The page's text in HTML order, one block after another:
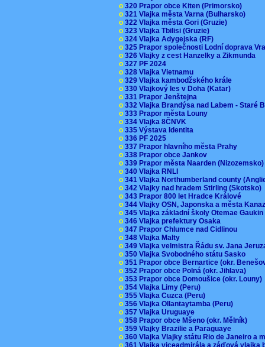
o 320 Prapor obce Kiten (Primorsko)
o 321 Vlajka města Varna (Bulharsko)
o 322 Vlajka města Gori (Gruzie)
o 323 Vlajka Tbilisi (Gruzie)
o 324 Vlajka Adygejska (RF)
o 325 Prapor společnosti Lodní doprava
o 326 Vlajky z cest Hanzelky a Zikmunda
o 327 PF 2024
o 328 Vlajka Vietnamu
o 329 Vlajka kambodžského krále
o 330 Vlajkový les v Doha (Katar)
o 331 Prapor Jenštejna
o 332 Vlajka Brandýsa nad Labem - Staré
o 333 Prapor města Louny
o 334 Vlajka 8ČNVK
o 335 Výstava Identita
o 336 PF 2025
o 337 Prapor hlavního města Prahy
o 338 Prapor obce Jankov
o 339 Prapor města Naarden
o 340 Vlajka RNLI
o 341 Vlajka Northumberland county
o 342 Vlajky nad hradem Stirling (Skotsko)
o 343 Prapor 800 let Hradce Králové
o 344 Vlajky OSN, Japonska a města
o 345 Vlajka základní školy Otemae
o 346 Vlajka prefektury Osaka
o 347 Prapor Chlumce nad Cidlinou
o 348 Vlajka Malty
o 349 Vlajka velmistra Řádu sv. Jana
o 350 Vlajka Svobodného státu Sasko
o 351 Prapor obce Bernartice (okr.
o 352 Prapor obce Polná (okr. Jihlava)
o 353 Prapor obce Domoušice (okr. Louny)
o 354 Vlajka Limy (Peru)
o 355 Vlajka Cuzca (Peru)
o 356 Vlajka Ollantaytamba (Peru)
o 357 Vlajka Uruguaye
o 358 Prapor obce Mšeno (okr. Mělník)
o 359 Vlajky Brazilie a Paraguaye
o 360 Vlajka Vlajky státu Rio de Janeiro a
o 361 Vlajka viceadmirála a záďová